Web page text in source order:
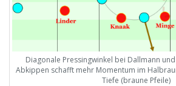
Diagonale Pressingwinkel bei Dallmann
Abkippen schafft mehr Momentum im
Tiefe (braune Pfeile)